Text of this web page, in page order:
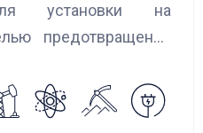
установки на
предотвращения
эмульсий,
их в прямом